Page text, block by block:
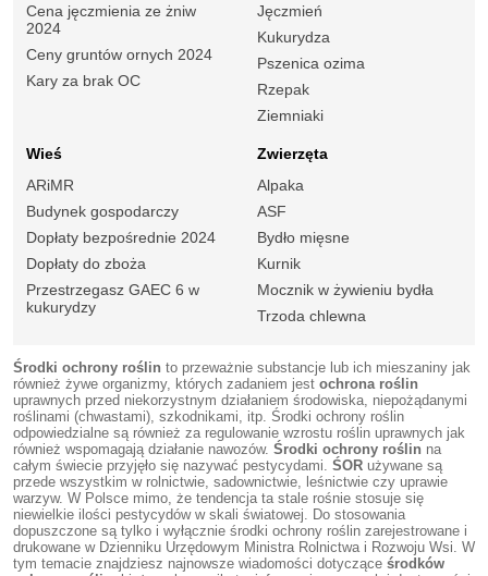
Cena jęczmienia ze żniw
2024
Ceny gruntów ornych 2024
Kary za brak OC
Jęczmień
Kukurydza
Pszenica ozima
Rzepak
Ziemniaki
Wieś
ARiMR
Budynek gospodarczy
Dopłaty bezpośrednie 2024
Dopłaty do zboża
Przestrzegasz GAEC 6 w
kukurydzy
Zwierzęta
Alpaka
ASF
Bydło mięsne
Kurnik
Mocznik w żywieniu bydła
Trzoda chlewna
Środki ochrony roślin to przeważnie substancje lub ich mieszaniny jak
również żywe organizmy, których zadaniem jest ochrona roślin
uprawnych przed niekorzystnym działaniem środowiska, niepożądanymi
roślinami (chwastami), szkodnikami, itp. Środki ochrony roślin
odpowiedzialne są również za regulowanie wzrostu roślin uprawnych jak
również wspomagają działanie nawozów. Środki ochrony roślin na
całym świecie przyjęło się nazywać pestycydami. ŚOR używane są
przede wszystkim w rolnictwie, sadownictwie, leśnictwie czy uprawie
warzyw. W Polsce mimo, że tendencja ta stale rośnie stosuje się
niewielkie ilości pestycydów w skali światowej. Do stosowania
dopuszczone są tylko i wyłącznie środki ochrony roślin zarejestrowane i
drukowane w Dzienniku Urzędowym Ministra Rolnictwa i Rozwoju Wsi. W
tym temacie znajdziesz najnowsze wiadomości dotyczące środków